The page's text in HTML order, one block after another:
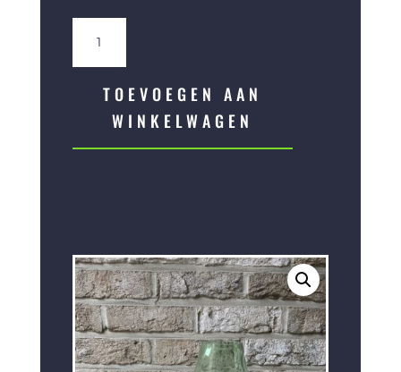
Vaas
Serenity
TOEVOEGEN AAN
WINKELWAGEN